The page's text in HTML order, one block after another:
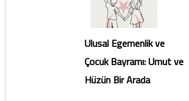
Ulusal Egemenlik ve
Çocuk Bayramı: Umut ve
Hüzün Bir Arada